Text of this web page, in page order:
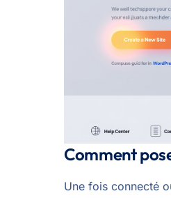
Comment
Une fois connecté